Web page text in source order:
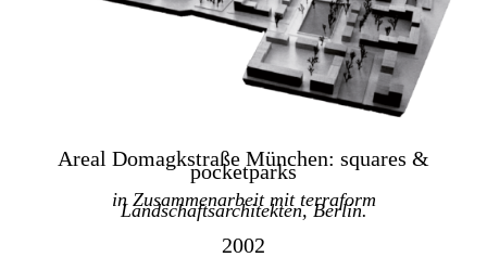
Areal Domagkstraße München: squares &
pocketparks
in Zusammenarbeit mit terraform
Landschaftsarchitekten, Berlin.
2002